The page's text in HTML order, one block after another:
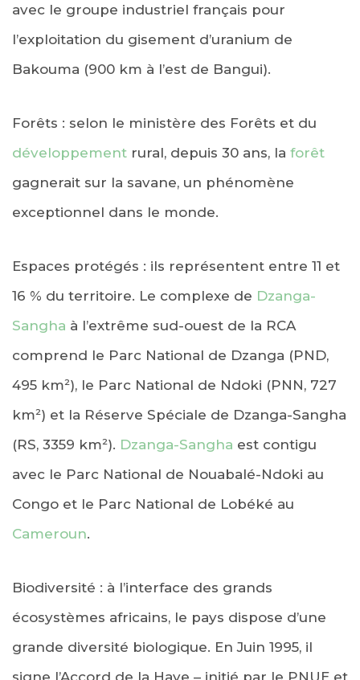
avec le groupe industriel français pour
l’exploitation du gisement d’uranium de
Bakouma (900 km à l’est de Bangui).
Forêts : selon le ministère des Forêts et du
développement rural, depuis 30 ans, la forêt
gagnerait sur la savane, un phénomène
exceptionnel dans le monde.
Espaces protégés : ils représentent entre 11 et
16 % du territoire. Le complexe de Dzanga-
Sangha à l’extrême sud-ouest de la RCA
comprend le Parc National de Dzanga (PND,
495 km²), le Parc National de Ndoki (PNN, 727
km²) et la Réserve Spéciale de Dzanga-Sangha
(RS, 3359 km²). Dzanga-Sangha est contigu
avec le Parc National de Nouabalé-Ndoki au
Congo et le Parc National de Lobéké au
Cameroun.
Biodiversité : à l’interface des grands
écosystèmes africains, le pays dispose d’une
grande diversité biologique. En Juin 1995, il
signe l’Accord de la Haye – initié par le PNUE et